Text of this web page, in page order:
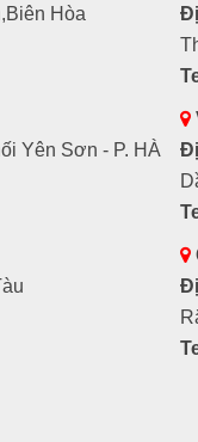
Hòa
Yên Sơn - P. HÀ